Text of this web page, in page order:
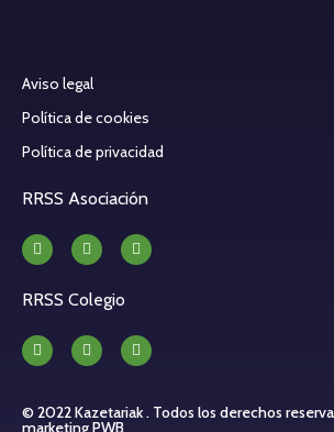
Aviso legal
Política de cookies
Política de privacidad
RRSS Asociación
RRSS Colegio
© 2022 Kazetariak . Todos los derechos
marketing PWB